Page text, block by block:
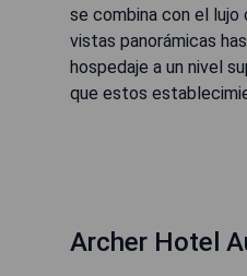
se combina con el lujo
vistas panorámicas
hospedaje a un nivel
que estos
Archer Hotel